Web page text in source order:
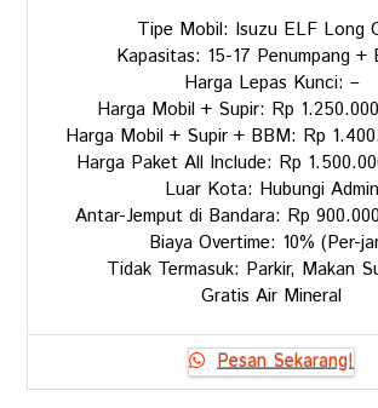
Tipe Mobil: Isuzu ELF Long
Kapasitas: 15-17 Penumpang +
Harga Lepas Kunci: –
Harga Mobil + Supir: Rp
Harga Mobil + Supir + BBM: Rp
Harga Paket All Include: Rp
Luar Kota: Hubungi Admin
Antar-Jemput di Bandara: Rp
Biaya Overtime: 10% (Per-
Tidak Termasuk: Parkir, Makan
Gratis Air Mineral
Pesan Sekarang!